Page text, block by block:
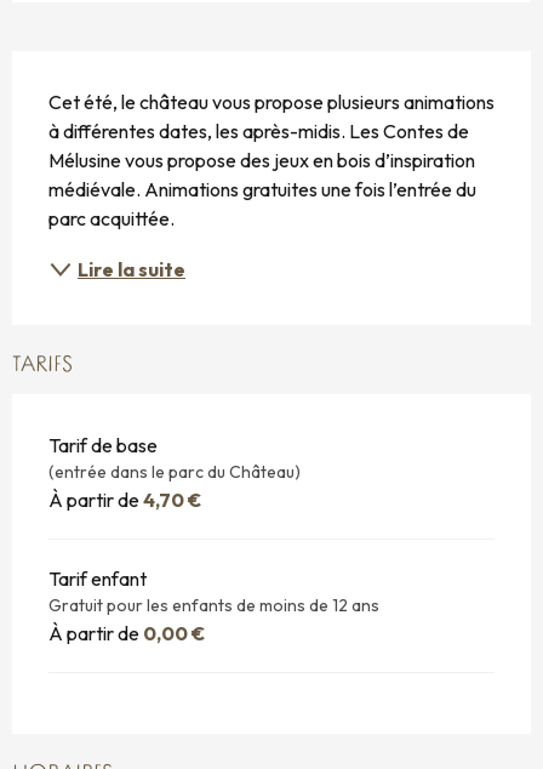
Cet été, le château vous propose plusieurs animations
à différentes dates, les après-midis. Les Contes de
Mélusine vous propose des jeux en bois d’inspiration
médiévale. Animations gratuites une fois l’entrée du
parc acquittée.
Lire la suite
TARIFS
Tarif de base
(entrée dans le parc du Château)
À partir de4,70 €
Tarif enfant
Gratuit pour les enfants de moins de 12 ans
À partir de 0,00 €